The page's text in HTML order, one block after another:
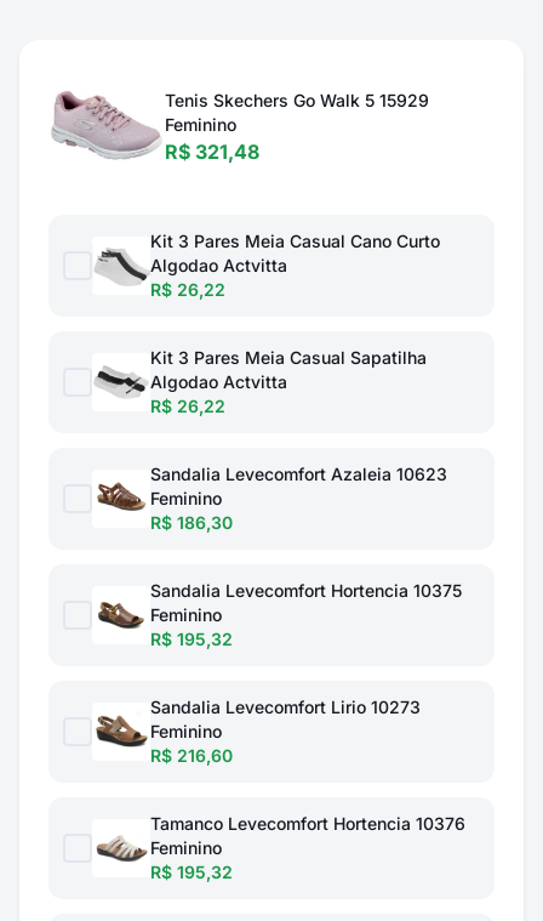
Tenis Skechers Go Walk 5 15929
Feminino
R$ 321,48
Kit 3 Pares Meia Casual Cano Curto
Algodao Actvitta
R$ 26,22
Kit 3 Pares Meia Casual Sapatilha
Algodao Actvitta
R$ 26,22
Sandalia Levecomfort Azaleia 10623
Feminino
R$ 186,30
Sandalia Levecomfort Hortencia 10375
Feminino
R$ 195,32
Sandalia Levecomfort Lirio 10273
Feminino
R$ 216,60
Tamanco Levecomfort Hortencia 10376
Feminino
R$ 195,32